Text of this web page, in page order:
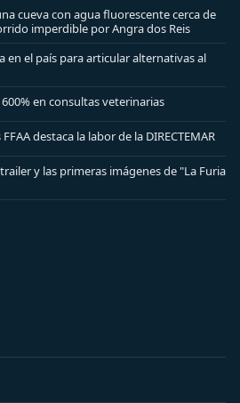
cueva con agua fluorescente cerca de
imperdible por Angra dos Reis
en el país para articular alternativas al
en consultas veterinarias
destaca la labor de la DIRECTEMAR
y las primeras imágenes de "La Furia